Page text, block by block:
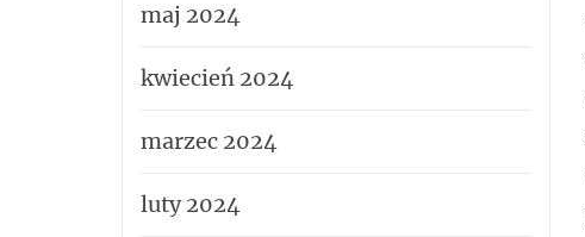
maj 2024
kwiecień 2024
marzec 2024
luty 2024